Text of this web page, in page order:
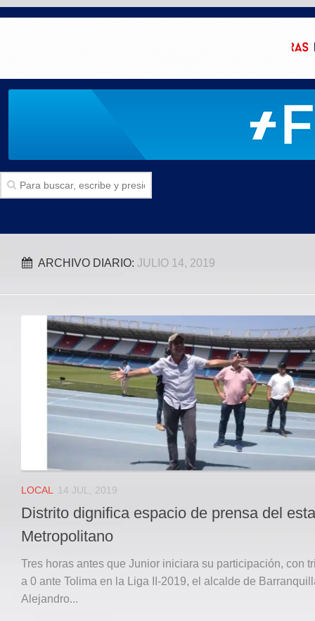
SECCIONES
Politica
Local
Deportes
JUDICIAL
ÁREA METROPOLITANA
REGIONAL
DEPARTAMENTAL
Instagram
Registro ISSN: 2711-3299
ARCHIVO DIARIO: JULIO 14, 2019
LOCAL 14 JUL, 2019
Distrito dignifica espacio de prensa del
Metropolitano
Tres horas antes que Junior iniciara su participación, con
a 0 ante Tolima en la Liga II-2019, el alcalde de
Alejandro...